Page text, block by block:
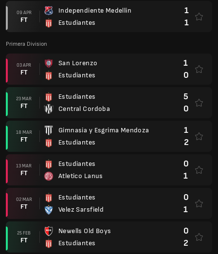
09 APR
FT
Independiente Medellin
Estudiantes
1
1
Primera Division
03 APR
FT
San Lorenzo
Estudiantes
1
0
23 MAR
FT
Estudiantes
Central Cordoba
5
0
18 MAR
FT
Gimnasia y Esgrima Mendoza
Estudiantes
1
2
13 MAR
FT
Estudiantes
Atletico Lanus
0
1
02 MAR
FT
Estudiantes
Velez Sarsfield
0
1
25 FEB
FT
Newells Old Boys
Estudiantes
0
2